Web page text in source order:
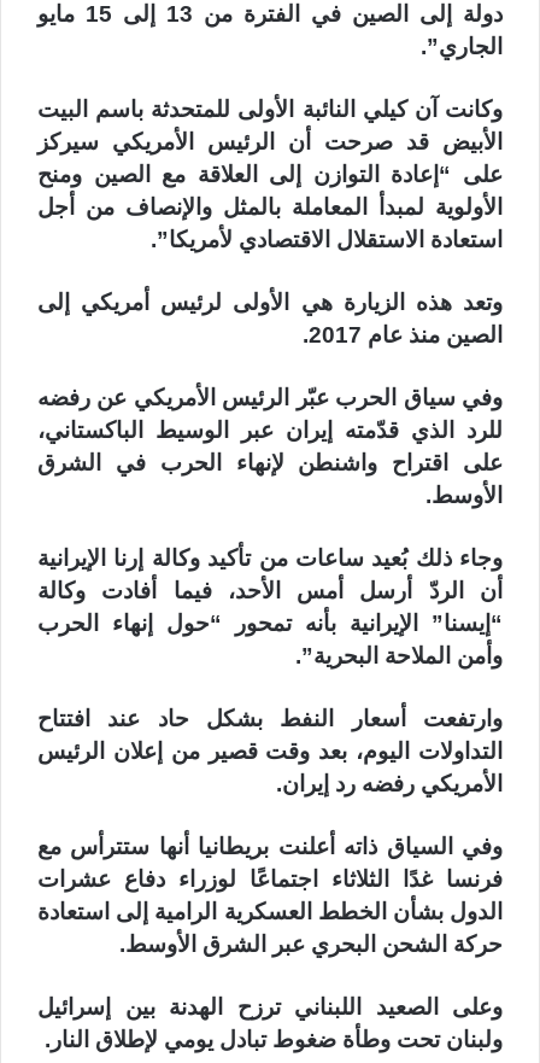
دولة إلى الصين في الفترة من 13 إلى 15 مايو
الجاري”.
وكانت آن كيلي النائبة الأولى للمتحدثة باسم البيت
الأبيض قد صرحت أن الرئيس الأمريكي سيركز
على “إعادة التوازن إلى العلاقة مع الصين ومنح
الأولوية لمبدأ المعاملة بالمثل والإنصاف من أجل
استعادة الاستقلال الاقتصادي لأمريكا”.
وتعد هذه الزيارة هي الأولى لرئيس أمريكي إلى
الصين منذ عام 2017.
وفي سياق الحرب عبّر الرئيس الأمريكي عن رفضه
للرد الذي قدّمته إيران عبر الوسيط الباكستاني،
على اقتراح واشنطن لإنهاء الحرب في الشرق
الأوسط.
وجاء ذلك بُعيد ساعات من تأكيد وكالة إرنا الإيرانية
أن الردّ أرسل أمس الأحد، فيما أفادت وكالة
“إيسنا” الإيرانية بأنه تمحور “حول إنهاء الحرب
وأمن الملاحة البحرية”.
وارتفعت أسعار النفط بشكل حاد عند افتتاح
التداولات اليوم، بعد وقت قصير من إعلان الرئيس
الأمريكي رفضه رد إيران.
وفي السياق ذاته أعلنت بريطانيا أنها ستترأس مع
فرنسا غدًا الثلاثاء اجتماعًا لوزراء دفاع عشرات
الدول بشأن الخطط العسكرية الرامية إلى استعادة
حركة الشحن البحري عبر الشرق الأوسط.
وعلى الصعيد اللبناني ترزح الهدنة بين إسرائيل
ولبنان تحت وطأة ضغوط تبادل يومي لإطلاق النار.